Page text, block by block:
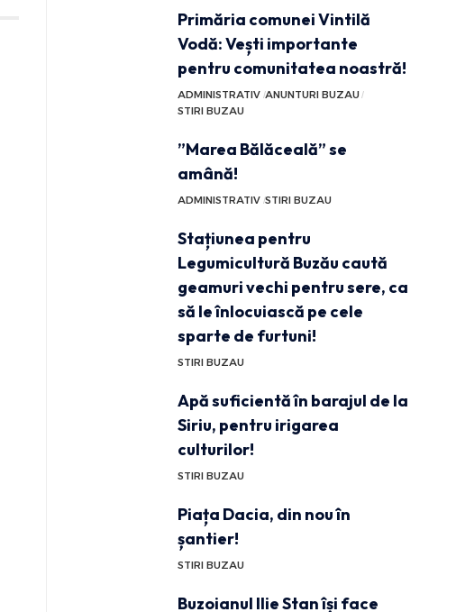
Primăria comunei Vintilă
Vodă: Vești importante
pentru comunitatea noastră!
ADMINISTRATIV ANUNTURI BUZAU
STIRI BUZAU
”Marea Bălăceală” se
amână!
ADMINISTRATIV STIRI BUZAU
Stațiunea pentru
Legumicultură Buzău caută
geamuri vechi pentru sere, ca
să le înlocuiască pe cele
sparte de furtuni!
STIRI BUZAU
Apă suficientă în barajul de la
Siriu, pentru irigarea
culturilor!
STIRI BUZAU
Piața Dacia, din nou în
șantier!
STIRI BUZAU
Buzoianul Ilie Stan își face